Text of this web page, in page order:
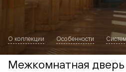
О коллекции Особенности
Межкомнатная